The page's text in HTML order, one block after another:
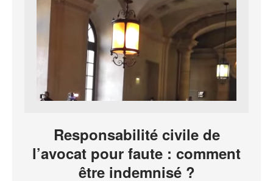
Responsabilité civile de
l’avocat pour faute : comment
être indemnisé ?